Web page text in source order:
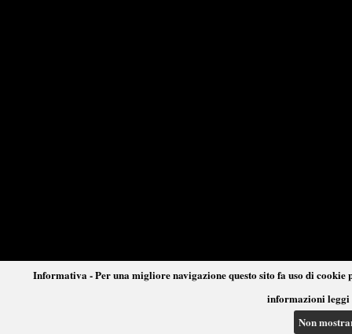
Informativa - Per una migliore navigazione questo sito fa uso di
informazioni leggi
Non